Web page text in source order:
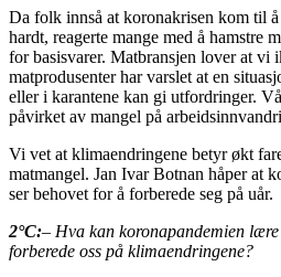
Da folk innså at koronakrisen kom til
hardt, reagerte mange med å hamstre
for basisvarer. Matbransjen lover at vi
matprodusenter har varslet at en
eller i karantene kan gi utfordringer.
påvirket av mangel på
Vi vet at klimaendringene betyr økt
matmangel. Jan Ivar Botnan håper at
ser behovet for å forberede seg på uår.
2°C:– Hva kan koronapandemien
forberede oss på klimaendringene?